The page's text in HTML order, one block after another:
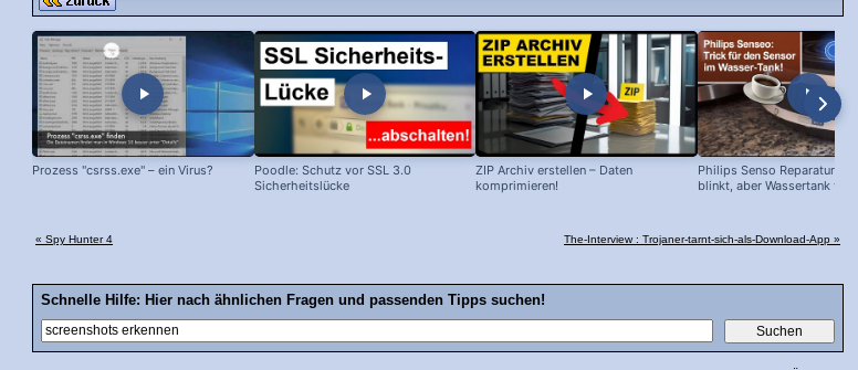
Prozess "csrss.exe" – ein Virus?
Poodle: Schutz vor SSL 3.0
Sicherheitslücke
ZIP Archiv erstellen – Daten
komprimieren!
Philips Senso Reparatur:
blinkt, aber Wassertank voll?
« Spy Hunter 4 The-Interview : Trojaner-tarnt-sich-als-Download-App »
Schnelle Hilfe: Hier nach ähnlichen Fragen und passenden Tipps suchen!